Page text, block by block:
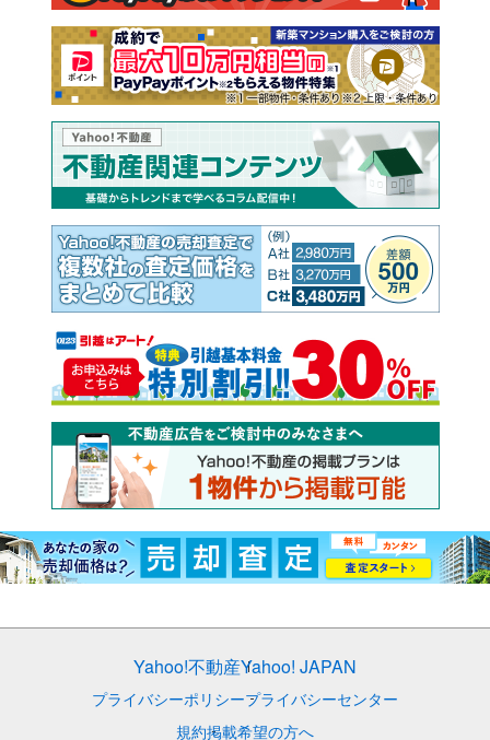
Yahoo!不動産Yahoo! JAPAN
プライバシーポリシープライバシーセンター
規約掲載希望の方へ